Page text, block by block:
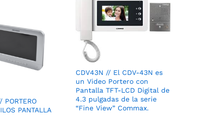
PORTERO
PANTALLA
CDV43N // El CDV-­43N es
un Video Portero con
Pantalla TFT-­LCD Digital de
4.3 pulgadas de la serie
“Fine View” Commax.